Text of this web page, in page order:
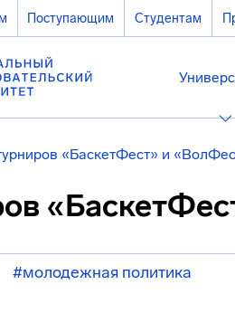
Поступающим Студентам
«БаскетФест» и
#молодежная политика